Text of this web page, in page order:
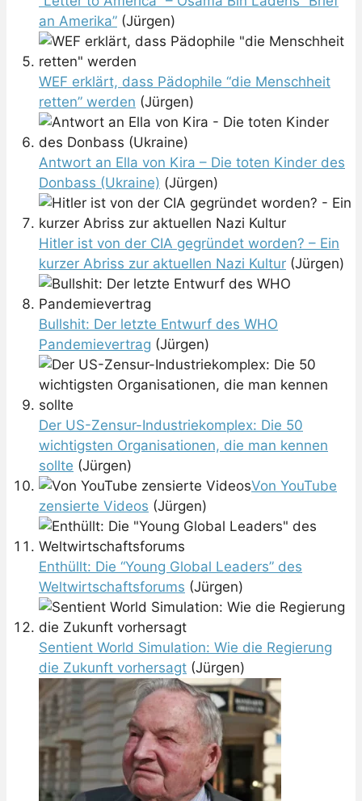
an Amerika” (Jürgen)
WEF erklärt, dass Pädophile “die Menschheit
retten” werden (Jürgen)
Antwort an Ella von Kira – Die toten Kinder des
Donbass (Ukraine) (Jürgen)
Hitler ist von der CIA gegründet worden? – Ein
kurzer Abriss zur aktuellen Nazi Kultur (Jürgen)
Bullshit: Der letzte Entwurf des WHO
Pandemievertrag (Jürgen)
Der US-Zensur-Industriekomplex: Die 50
wichtigsten Organisationen, die man kennen
sollte (Jürgen)
Von YouTube
zensierte Videos (Jürgen)
Enthüllt: Die “Young Global Leaders” des
Weltwirtschaftsforums (Jürgen)
Sentient World Simulation: Wie die Regierung
die Zukunft vorhersagt (Jürgen)